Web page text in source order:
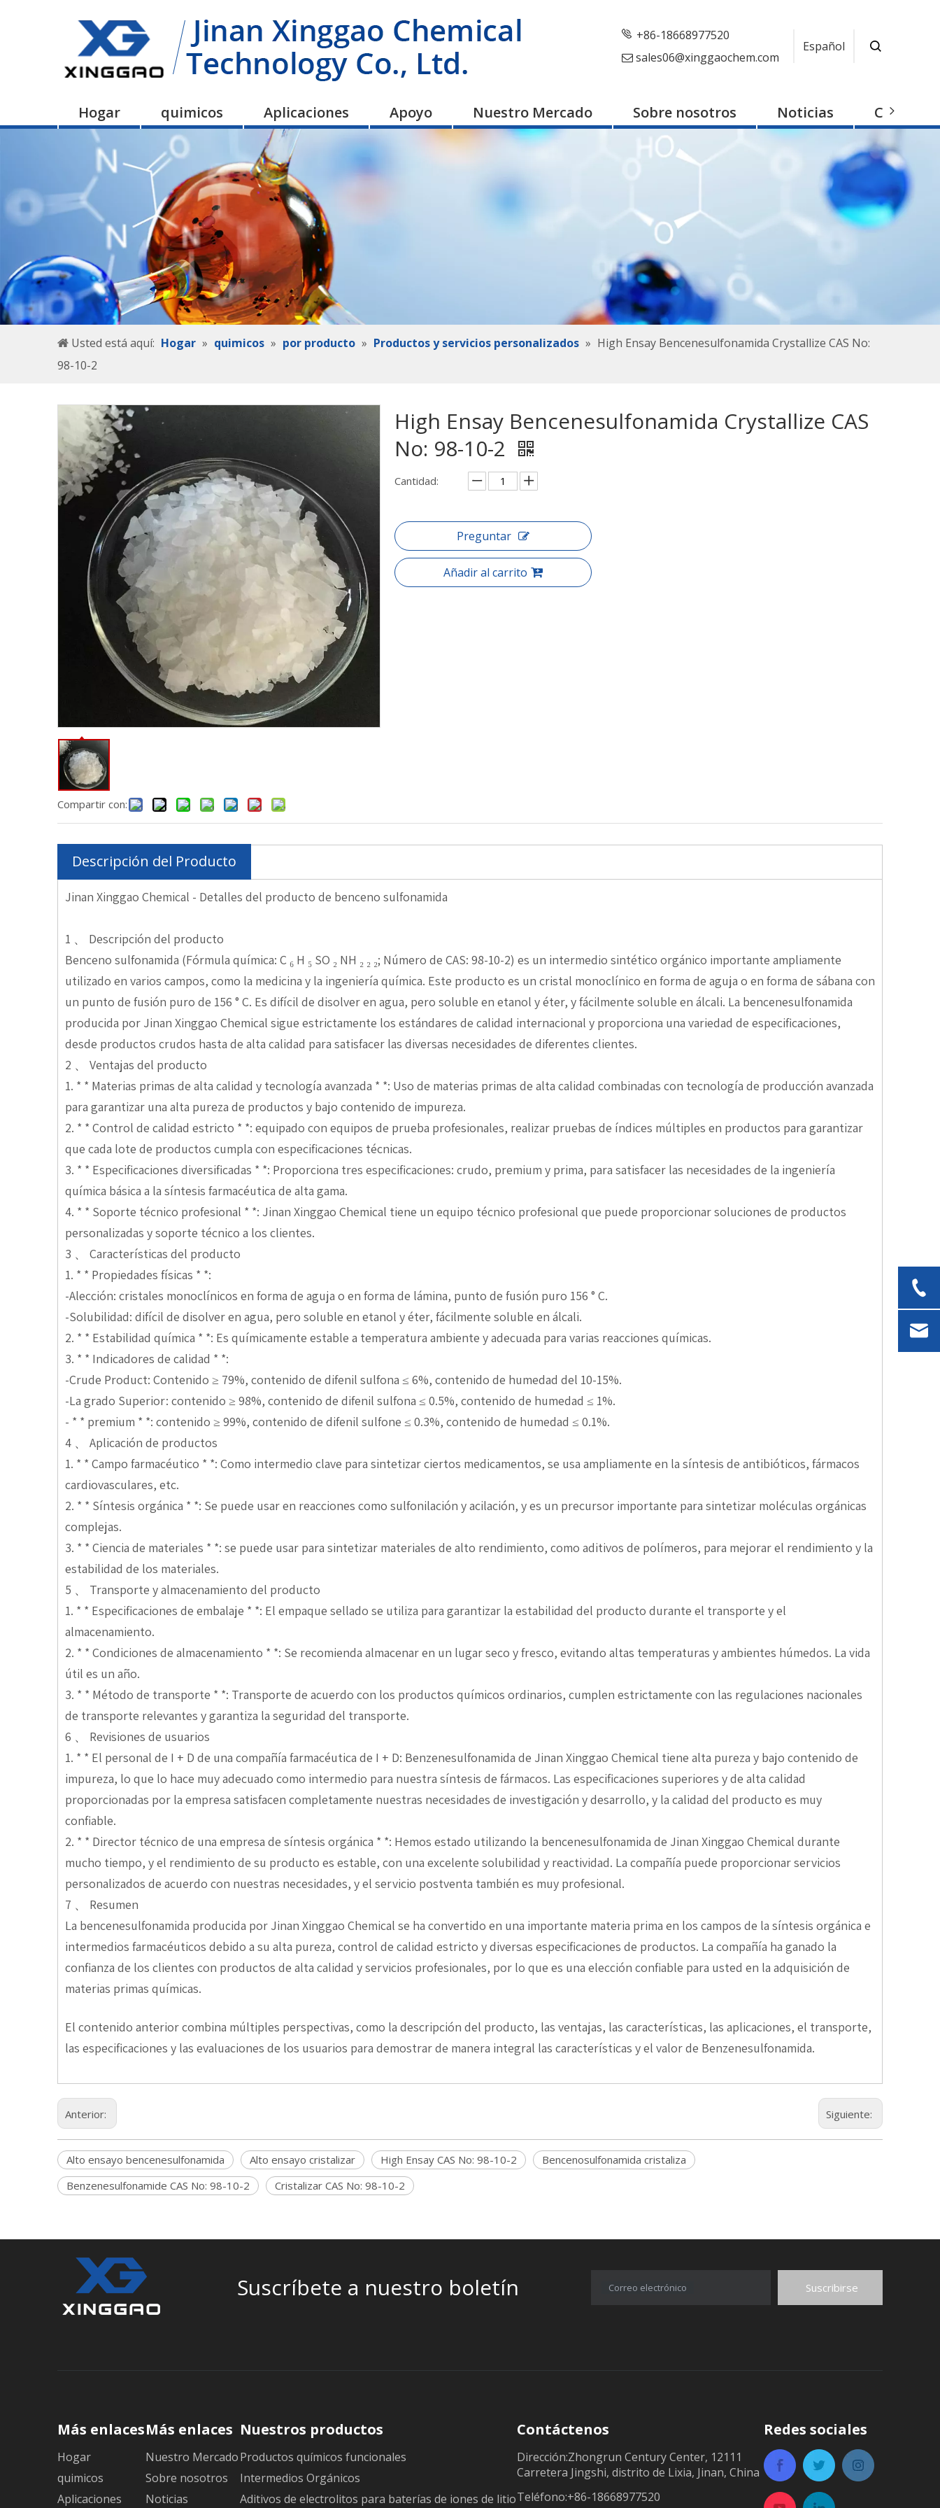
+86-18668977520
 sales06@xinggaochem.com
Español
Hogar quimicos Aplicaciones Apoyo Nuestro Mercado Sobre nosotros Noticias Contacto
Usted está aquí: Hogar » quimicos » por producto » Productos y servicios personalizados » High Ensay Bencenesulfonamida Crystallize CAS No:
98-10-2
Compartir con:
High Ensay Bencenesulfonamida Crystallize CAS
No: 98-10-2
Cantidad:
Preguntar
Añadir al carrito
Descripción del Producto
Jinan Xinggao Chemical - Detalles del producto de benceno sulfonamida
1 、 Descripción del producto
Benceno sulfonamida (Fórmula química: C ₆ H ₅ SO ₂ NH ₂ ₂ ₂; Número de CAS: 98-10-2) es un intermedio sintético orgánico importante ampliamente
utilizado en varios campos, como la medicina y la ingeniería química. Este producto es un cristal monoclínico en forma de aguja o en forma de sábana con
un punto de fusión puro de 156 ° C. Es difícil de disolver en agua, pero soluble en etanol y éter, y fácilmente soluble en álcali. La bencenesulfonamida
producida por Jinan Xinggao Chemical sigue estrictamente los estándares de calidad internacional y proporciona una variedad de especificaciones,
desde productos crudos hasta de alta calidad para satisfacer las diversas necesidades de diferentes clientes.
2 、 Ventajas del producto
1. * * Materias primas de alta calidad y tecnología avanzada * *: Uso de materias primas de alta calidad combinadas con tecnología de producción avanzada
para garantizar una alta pureza de productos y bajo contenido de impureza.
2. * * Control de calidad estricto * *: equipado con equipos de prueba profesionales, realizar pruebas de índices múltiples en productos para garantizar
que cada lote de productos cumpla con especificaciones técnicas.
3. * * Especificaciones diversificadas * *: Proporciona tres especificaciones: crudo, premium y prima, para satisfacer las necesidades de la ingeniería
química básica a la síntesis farmacéutica de alta gama.
4. * * Soporte técnico profesional * *: Jinan Xinggao Chemical tiene un equipo técnico profesional que puede proporcionar soluciones de productos
personalizadas y soporte técnico a los clientes.
3 、 Características del producto
1. * * Propiedades físicas * *:
-Alección: cristales monoclínicos en forma de aguja o en forma de lámina, punto de fusión puro 156 ° C.
-Solubilidad: difícil de disolver en agua, pero soluble en etanol y éter, fácilmente soluble en álcali.
2. * * Estabilidad química * *: Es químicamente estable a temperatura ambiente y adecuada para varias reacciones químicas.
3. * * Indicadores de calidad * *:
-Crude Product: Contenido ≥ 79%, contenido de difenil sulfona ≤ 6%, contenido de humedad del 10-15%.
-La grado Superior: contenido ≥ 98%, contenido de difenil sulfona ≤ 0.5%, contenido de humedad ≤ 1%.
- * * premium * *: contenido ≥ 99%, contenido de difenil sulfone ≤ 0.3%, contenido de humedad ≤ 0.1%.
4 、 Aplicación de productos
1. * * Campo farmacéutico * *: Como intermedio clave para sintetizar ciertos medicamentos, se usa ampliamente en la síntesis de antibióticos, fármacos
cardiovasculares, etc.
2. * * Síntesis orgánica * *: Se puede usar en reacciones como sulfonilación y acilación, y es un precursor importante para sintetizar moléculas orgánicas
complejas.
3. * * Ciencia de materiales * *: se puede usar para sintetizar materiales de alto rendimiento, como aditivos de polímeros, para mejorar el rendimiento y la
estabilidad de los materiales.
5 、 Transporte y almacenamiento del producto
1. * * Especificaciones de embalaje * *: El empaque sellado se utiliza para garantizar la estabilidad del producto durante el transporte y el
almacenamiento.
2. * * Condiciones de almacenamiento * *: Se recomienda almacenar en un lugar seco y fresco, evitando altas temperaturas y ambientes húmedos. La vida
útil es un año.
3. * * Método de transporte * *: Transporte de acuerdo con los productos químicos ordinarios, cumplen estrictamente con las regulaciones nacionales
de transporte relevantes y garantiza la seguridad del transporte.
6 、 Revisiones de usuarios
1. * * El personal de I + D de una compañía farmacéutica de I + D: Benzenesulfonamida de Jinan Xinggao Chemical tiene alta pureza y bajo contenido de
impureza, lo que lo hace muy adecuado como intermedio para nuestra síntesis de fármacos. Las especificaciones superiores y de alta calidad
proporcionadas por la empresa satisfacen completamente nuestras necesidades de investigación y desarrollo, y la calidad del producto es muy
confiable.
2. * * Director técnico de una empresa de síntesis orgánica * *: Hemos estado utilizando la bencenesulfonamida de Jinan Xinggao Chemical durante
mucho tiempo, y el rendimiento de su producto es estable, con una excelente solubilidad y reactividad. La compañía puede proporcionar servicios
personalizados de acuerdo con nuestras necesidades, y el servicio postventa también es muy profesional.
7 、 Resumen
La bencenesulfonamida producida por Jinan Xinggao Chemical se ha convertido en una importante materia prima en los campos de la síntesis orgánica e
intermedios farmacéuticos debido a su alta pureza, control de calidad estricto y diversas especificaciones de productos. La compañía ha ganado la
confianza de los clientes con productos de alta calidad y servicios profesionales, por lo que es una elección confiable para usted en la adquisición de
materias primas químicas.
El contenido anterior combina múltiples perspectivas, como la descripción del producto, las ventajas, las características, las aplicaciones, el transporte,
las especificaciones y las evaluaciones de los usuarios para demostrar de manera integral las características y el valor de Benzenesulfonamida.
Anterior: Siguiente:
Alto ensayo bencenesulfonamida Alto ensayo cristalizar High Ensay CAS No: 98-10-2
Bencenosulfonamida cristaliza
Benzenesulfonamide CAS No: 98-10-2
Cristalizar CAS No: 98-10-2
Suscríbete a nuestro boletín Correo electrónico Suscribirse
Más enlaces
Hogar
quimicos
Aplicaciones
Más enlaces
Nuestro Mercado
Sobre nosotros
Noticias
Nuestros productos
Productos químicos funcionales
Intermedios Orgánicos
Aditivos de electrolitos para baterías de iones de litio
Contáctenos
Dirección:Zhongrun Century Center, 12111
Carretera Jingshi, distrito de Lixia, Jinan, China
Teléfono:+86-18668977520
Redes sociales